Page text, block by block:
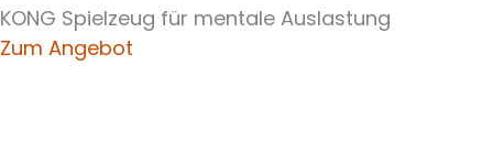
KONG Spielzeug für mentale Auslastung
Zum Angebot